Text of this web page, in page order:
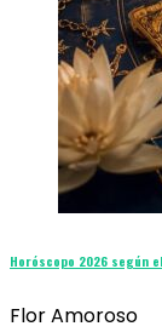
Horóscopo 2026 según
Flor Amoroso